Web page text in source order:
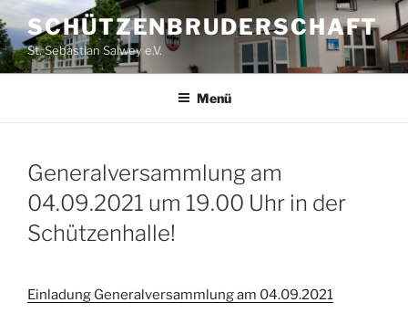
Zum
Inhalt
springen
SCHÜTZENBRUDERSCHAFT
St. Sebastian Salwey e.V.
Menü
Generalversammlung am
04.09.2021 um 19.00 Uhr in der
Schützenhalle!
Einladung Generalversammlung am 04.09.2021